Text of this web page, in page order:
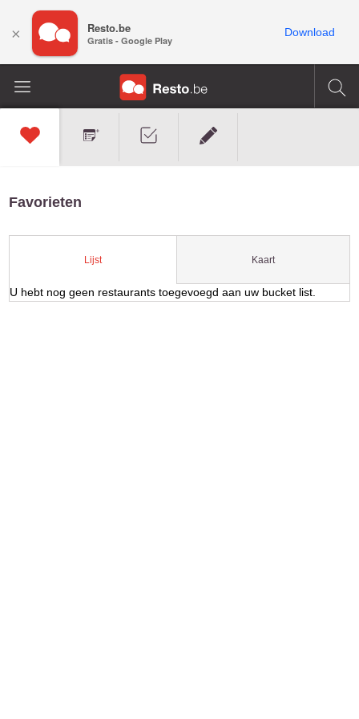
Favorieten
Lijst Kaart
U hebt nog geen restaurants toegevoegd aan uw bucket list.
× Resto.be
Gratis - Google Play
Download